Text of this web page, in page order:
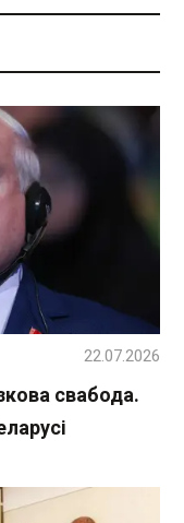
свабода.
22.07.2026